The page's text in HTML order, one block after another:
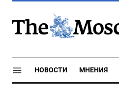
НОВОСТИ МНЕНИЯ